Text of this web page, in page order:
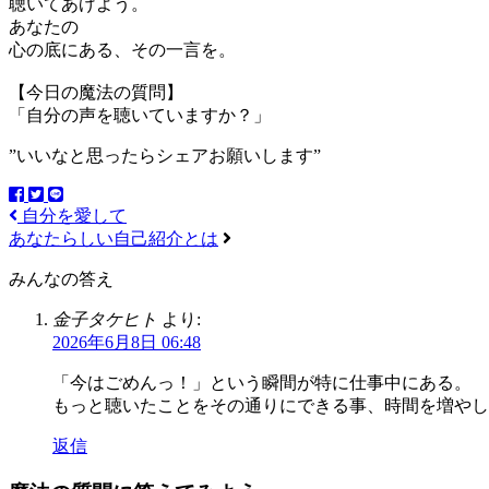
聴いてあげよう。
あなたの
心の底にある、その一言を。
【今日の魔法の質問】
「自分の声を聴いていますか？」
”いいなと思ったらシェアお願いします”
自分を愛して
あなたらしい自己紹介とは
みんなの答え
金子タケヒト より:
2026年6月8日 06:48
「今はごめんっ！」という瞬間が特に仕事中にある。
もっと聴いたことをその通りにできる事、時間を増や
返信